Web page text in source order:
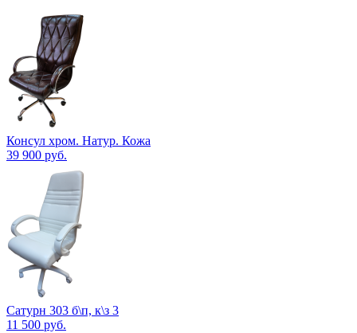
Консул хром. Натур. Кожа
39 900 руб.
Сатурн 303 б\п, к\з 3
11 500 руб.